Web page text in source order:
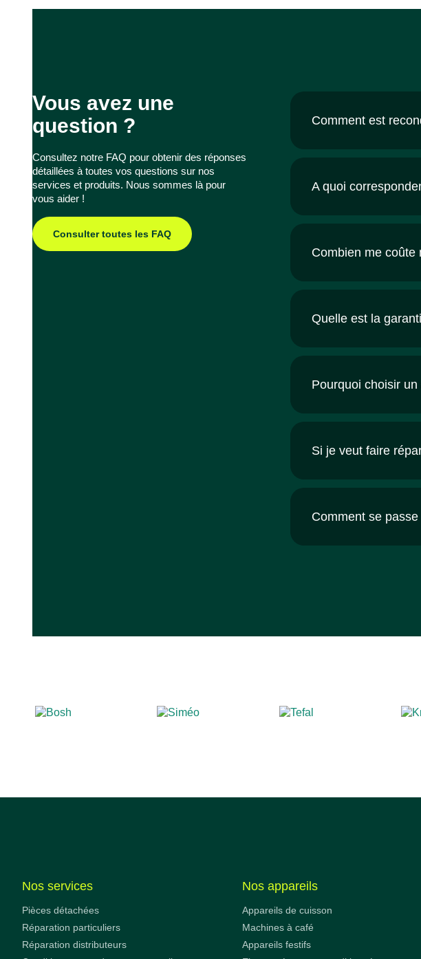
Vous avez une
question ?
Consultez notre FAQ pour obtenir des réponses
détaillées à toutes vos questions sur nos
services et produits. Nous sommes là pour
vous aider !
Consulter toutes les FAQ
Comment est
A quoi
Combien me coûte
Quelle est la
Pourquoi choisir
Si je veut faire
Comment se
Nos services
Pièces détachées
Réparation particuliers
Réparation distributeurs
Nos appareils
Appareils de cuisson
Machines à café
Appareils festifs